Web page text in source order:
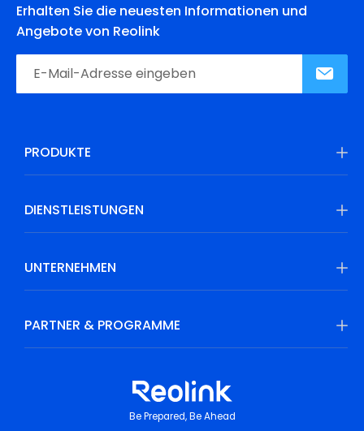
Erhalten Sie die neuesten Informationen und
Angebote von Reolink
PRODUKTE
DIENSTLEISTUNGEN
UNTERNEHMEN
PARTNER & PROGRAMME
Be Prepared, Be Ahead